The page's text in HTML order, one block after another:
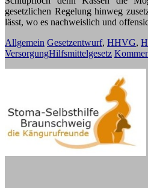
gesetzlichen Regelung hinweg
lässt, wo es nachweislich und
Allgemein Gesetzentwurf, HHVG,
VersorgungHilfsmittelgesetz